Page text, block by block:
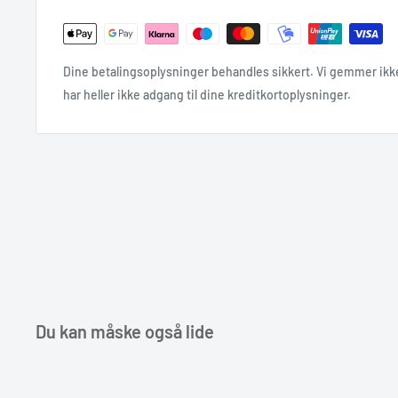
Det er vigtigt at vi har modtaget din enhed som minimum en
Dine betalingsoplysninger behandles sikkert. Vi gemmer
har heller ikke adgang til dine kreditkortoplysninger.
Du kan måske også lide